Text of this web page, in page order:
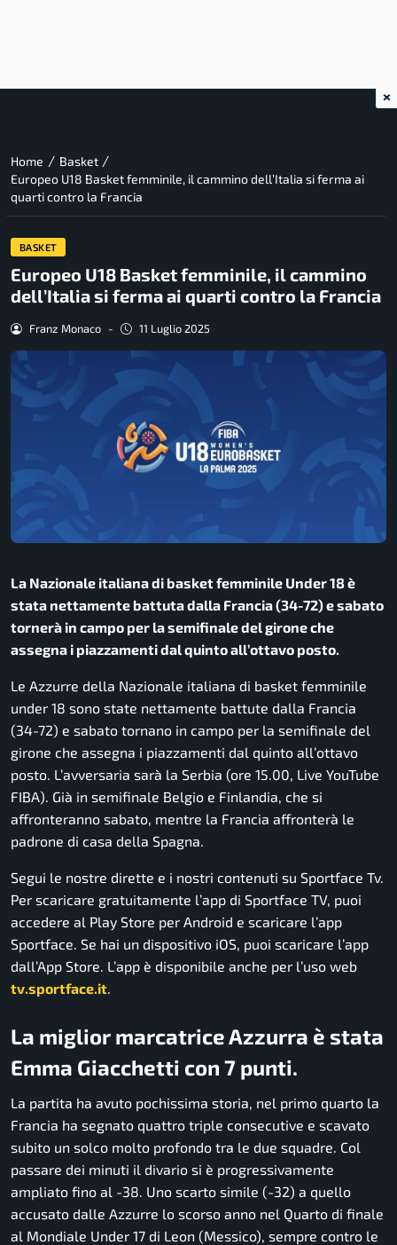
Home / Basket /
Europeo U18 Basket femminile, il cammino dell’Italia si ferma ai
quarti contro la Francia
BASKET
Europeo U18 Basket femminile, il cammino
dell’Italia si ferma ai quarti contro la Francia
Franz Monaco - 11 Luglio 2025
La Nazionale italiana di basket femminile Under 18 è
stata nettamente battuta dalla Francia (34-72) e sabato
tornerà in campo per la semifinale del girone che
assegna i piazzamenti dal quinto all’ottavo posto.
Le Azzurre della Nazionale italiana di basket femminile
under 18 sono state nettamente battute dalla Francia
(34-72) e sabato tornano in campo per la semifinale del
girone che assegna i piazzamenti dal quinto all’ottavo
posto. L’avversaria sarà la Serbia (ore 15.00, Live YouTube
FIBA). Già in semifinale Belgio e Finlandia, che si
affronteranno sabato, mentre la Francia affronterà le
padrone di casa della Spagna.
Segui le nostre dirette e i nostri contenuti su Sportface Tv.
Per scaricare gratuitamente l’app di Sportface TV, puoi
accedere al Play Store per Android e scaricare l’app
Sportface. Se hai un dispositivo iOS, puoi scaricare l’app
dall’App Store. L’app è disponibile anche per l’uso web
tv.sportface.it.
La miglior marcatrice Azzurra è stata
Emma Giacchetti con 7 punti.
La partita ha avuto pochissima storia, nel primo quarto la
Francia ha segnato quattro triple consecutive e scavato
subito un solco molto profondo tra le due squadre. Col
passare dei minuti il divario si è progressivamente
ampliato fino al -38. Uno scarto simile (-32) a quello
accusato dalle Azzurre lo scorso anno nel Quarto di finale
al Mondiale Under 17 di Leon (Messico), sempre contro le
×